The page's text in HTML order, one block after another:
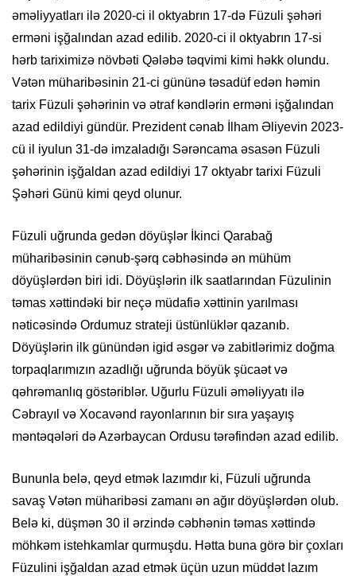
əməliyyatları ilə 2020-ci il oktyabrın 17-də Füzuli şəhəri
erməni işğalından azad edilib. 2020-ci il oktyabrın 17-si
hərb tariximizə növbəti Qələbə təqvimi kimi həkk olundu.
Vətən müharibəsinin 21-ci gününə təsadüf edən həmin
tarix Füzuli şəhərinin və ətraf kəndlərin erməni işğalından
azad edildiyi gündür. Prezident cənab İlham Əliyevin 2023-
cü il iyulun 31-də imzaladığı Sərəncama əsasən Füzuli
şəhərinin işğaldan azad edildiyi 17 oktyabr tarixi Füzuli
Şəhəri Günü kimi qeyd olunur.
Füzuli uğrunda gedən döyüşlər İkinci Qarabağ
müharibəsinin cənub-şərq cəbhəsində ən mühüm
döyüşlərdən biri idi. Döyüşlərin ilk saatlarından Füzulinin
təmas xəttindəki bir neçə müdafiə xəttinin yarılması
nəticəsində Ordumuz strateji üstünlüklər qazanıb.
Döyüşlərin ilk günündən igid əsgər və zabitlərimiz doğma
torpaqlarımızın azadlığı uğrunda böyük şücaət və
qəhrəmanlıq göstəriblər. Uğurlu Füzuli əməliyyatı ilə
Cəbrayıl və Xocavənd rayonlarının bir sıra yaşayış
məntəqələri də Azərbaycan Ordusu tərəfindən azad edilib.
Bununla belə, qeyd etmək lazımdır ki, Füzuli uğrunda
savaş Vətən müharibəsi zamanı ən ağır döyüşlərdən olub.
Belə ki, düşmən 30 il ərzində cəbhənin təmas xəttində
möhkəm istehkamlar qurmuşdu. Hətta buna görə bir çoxları
Füzulini işğaldan azad etmək üçün uzun müddət lazım